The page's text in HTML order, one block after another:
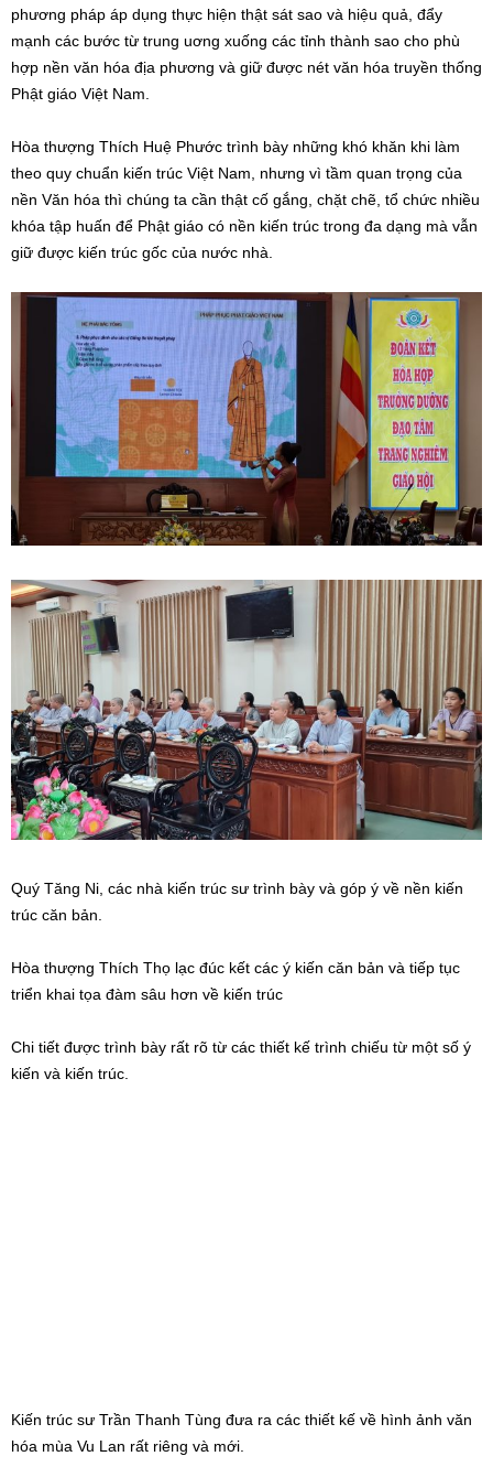
phương pháp áp dụng thực hiện thật sát sao và hiệu quả, đẩy
mạnh các bước từ trung uơng xuống các tỉnh thành sao cho phù
hợp nền văn hóa địa phương và giữ được nét văn hóa truyền thống
Phật giáo Việt Nam.
Hòa thượng Thích Huệ Phước trình bày những khó khăn khi làm
theo quy chuẩn kiến trúc Việt Nam, nhưng vì tầm quan trọng của
nền Văn hóa thì chúng ta cần thật cố gắng, chặt chẽ, tổ chức nhiều
khóa tập huấn để Phật giáo có nền kiến trúc trong đa dạng mà vẫn
giữ được kiến trúc gốc của nước nhà.
Quý Tăng Ni, các nhà kiến trúc sư trình bày và góp ý về nền kiến
trúc căn bản.
Hòa thượng Thích Thọ lạc đúc kết các ý kiến căn bản và tiếp tục
triển khai tọa đàm sâu hơn về kiến trúc
Chi tiết được trình bày rất rõ từ các thiết kế trình chiếu từ một số ý
kiến và kiến trúc.
Kiến trúc sư Trần Thanh Tùng đưa ra các thiết kế về hình ảnh văn
hóa mùa Vu Lan rất riêng và mới.